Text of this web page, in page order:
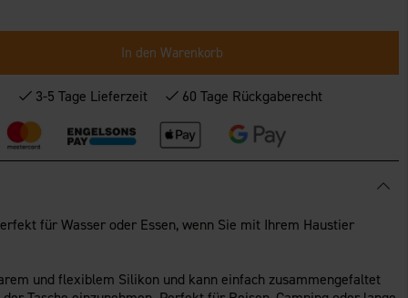
In den Warenkorb
3-5 Tage Lieferzeit 60 Tage Rückgaberecht
für Wasser oder Essen, wenn Sie mit Ihrem Haustier
und flexiblem Silikon und kann einfach zusammengefaltet